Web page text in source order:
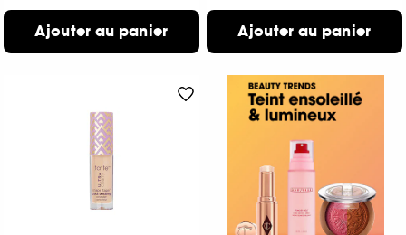
Ajouter au panier Ajouter au panier